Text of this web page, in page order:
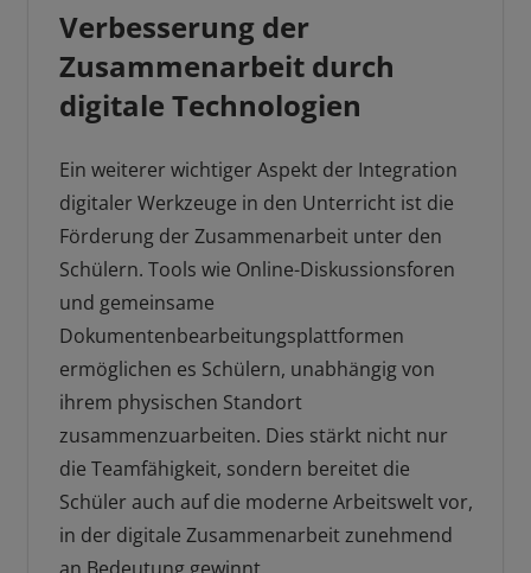
Verbesserung der
Zusammenarbeit durch
digitale Technologien
Ein weiterer wichtiger Aspekt der Integration
digitaler Werkzeuge in den Unterricht ist die
Förderung der Zusammenarbeit unter den
Schülern. Tools wie Online-Diskussionsforen
und gemeinsame
Dokumentenbearbeitungsplattformen
ermöglichen es Schülern, unabhängig von
ihrem physischen Standort
zusammenzuarbeiten. Dies stärkt nicht nur
die Teamfähigkeit, sondern bereitet die
Schüler auch auf die moderne Arbeitswelt vor,
in der digitale Zusammenarbeit zunehmend